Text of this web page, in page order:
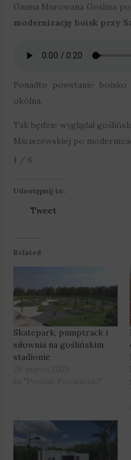
Gmina Murowana Goślina
modernizację boisk przy
Ponadto powstanie
okólna.
Tak będzie wyglądał
Mściszewskiej po
Wiz. Urząd Miasta i Gminy
1 / 6
Udostępnij to:
Tweet
Related
Skatepark, pumptrack i
siłownia na goślińskim
stadionie